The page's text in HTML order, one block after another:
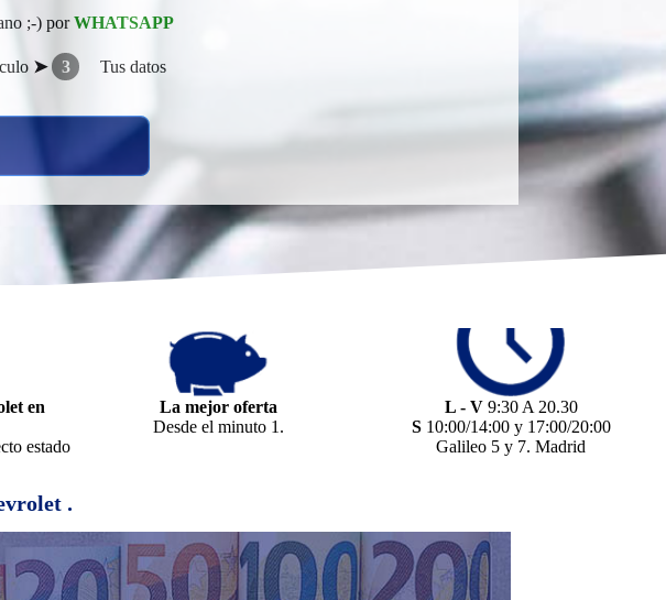
;-) porWHATSAPP
➤ 3 Tus datos
en
estado
La mejor oferta
Desde el minuto 1.
L - V 9:30 A 20.30
S 10:00/14:00 y 17:00/20:00
Galileo 5 y 7. Madrid
.